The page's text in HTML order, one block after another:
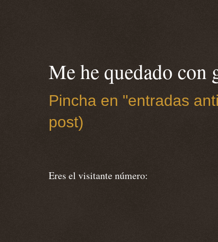
Me he quedado con
Pincha en "entradas
post)
Eres el visitante número: